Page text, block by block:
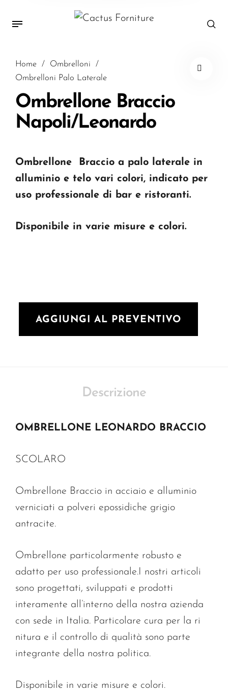
Home / Ombrelloni
/
Ombrelloni Palo Laterale
Ombrellone Braccio
Napoli/Leonardo
Ombrellone Braccio a palo laterale in
alluminio e telo vari colori, indicato per
uso professionale di bar e ristoranti.
Disponibile in varie misure e colori.
AGGIUNGI AL PREVENTIVO
Descrizione
OMBRELLONE LEONARDO BRACCIO
SCOLARO
Ombrellone Braccio in acciaio e alluminio
verniciati a polveri epossidiche grigio
antracite.
Ombrellone particolarmente robusto e
adatto per uso professionale.I nostri articoli
sono progettati, sviluppati e prodotti
interamente all’interno della nostra azienda
con sede in Italia. Particolare cura per la ri
nitura e il controllo di qualità sono parte
integrante della nostra politica.
Disponibile in varie misure e colori.